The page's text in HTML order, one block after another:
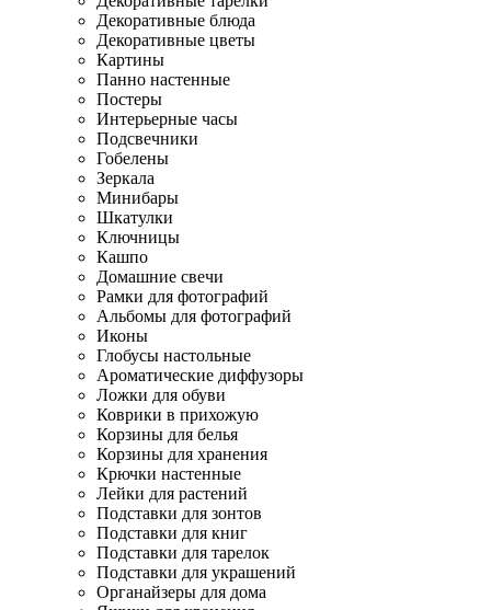
Декоративные блюда
Декоративные цветы
Картины
Панно настенные
Постеры
Интерьерные часы
Подсвечники
Гобелены
Зеркала
Минибары
Шкатулки
Ключницы
Кашпо
Домашние свечи
Рамки для фотографий
Альбомы для фотографий
Иконы
Глобусы настольные
Ароматические диффузоры
Ложки для обуви
Коврики в прихожую
Корзины для белья
Корзины для хранения
Крючки настенные
Лейки для растений
Подставки для зонтов
Подставки для книг
Подставки для тарелок
Подставки для украшений
Органайзеры для дома